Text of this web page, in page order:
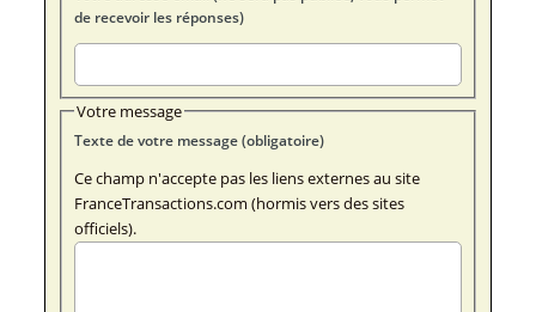
de recevoir les réponses)
Votre message
Texte de votre message (obligatoire)
Ce champ n'accepte pas les liens externes au site
FranceTransactions.com (hormis vers des sites
officiels).